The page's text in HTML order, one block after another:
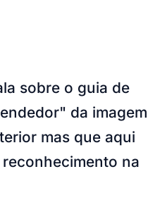
sobre o guia de
da imagem
mas que aqui
na